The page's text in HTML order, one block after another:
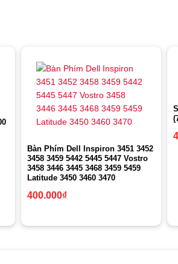
Bàn Phím Dell Inspiron 3451 3452
3458 3459 5442 5445 5447 Vostro
3458 3446 3445 3468 3459 5459
Latitude 3450 3460 3470
400.000₫